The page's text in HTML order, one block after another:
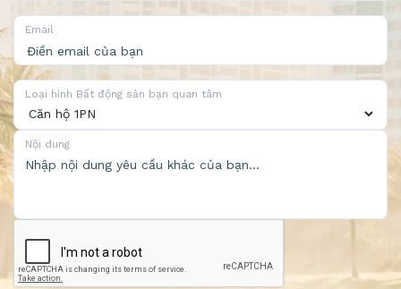
Email
Loại hình Bất động sản bạn quan tâm
Nội dung